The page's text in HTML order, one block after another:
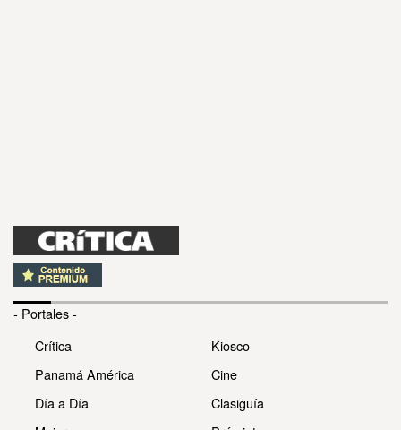
- Portales -
Crítica
Panamá América
Día a Día
Kiosco
Cine
Clasiguía